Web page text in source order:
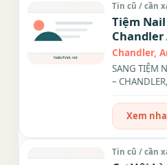
Tin cũ / cần
Tiệm
Chandler
Nhượng
Chandler,
SANG TIỆM
–
Xem
Tin cũ / cần